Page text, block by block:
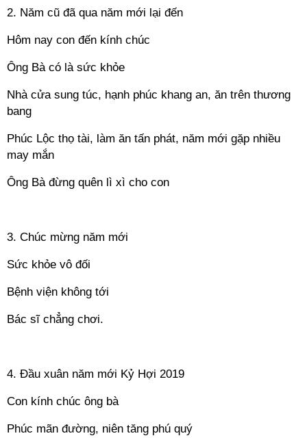
2. Năm cũ đã qua năm mới lại đến
Hôm nay con đến kính chúc
Ông Bà có là sức khỏe
Nhà cửa sung túc, hạnh phúc khang an, ăn trên thương
bang
Phúc Lộc thọ tài, làm ăn tấn phát, năm mới gặp nhiều
may mắn
Ông Bà đừng quên lì xì cho con
3. Chúc mừng năm mới
Sức khỏe vô đối
Bệnh viện không tới
Bác sĩ chẳng chơi.
4. Đầu xuân năm mới Kỷ Hợi 2019
Con kính chúc ông bà
Phúc mãn đường, niên tăng phú quý